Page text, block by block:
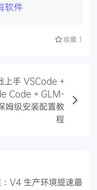
软件
收藏 1
上手 VSCode +
Code + GLM-
姆级安装配置教
程
V4 生产环境提速最